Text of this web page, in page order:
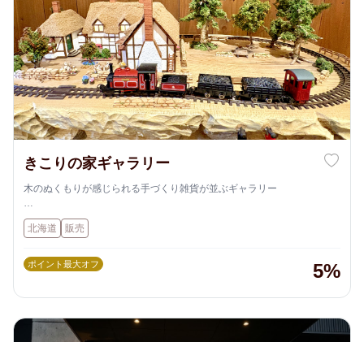
きこりの家ギャラリー
木のぬくもりが感じられる手づくり雑貨が並ぶギャラリー
阿寒湖の森で採れた松ぼっくりや小枝など自然素材を活用し、動物や森
の世界観をテーマにした木彫り雑貨やインテリアが豊富に揃っています
北海道 販売
ポイント最大オフ 5%